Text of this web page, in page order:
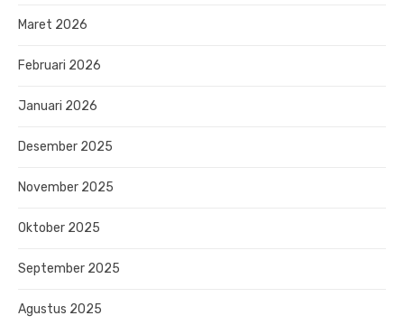
Maret 2026
Februari 2026
Januari 2026
Desember 2025
November 2025
Oktober 2025
September 2025
Agustus 2025